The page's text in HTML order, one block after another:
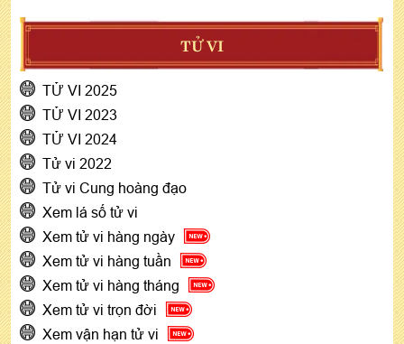
TỬ VI
TỬ VI 2025
TỬ VI 2023
TỬ VI 2024
Tử vi 2022
Tử vi Cung hoàng đạo
Xem lá số tử vi
Xem tử vi hàng ngày
Xem tử vi hàng tuần
Xem tử vi hàng tháng
Xem tử vi trọn đời
Xem vận hạn tử vi